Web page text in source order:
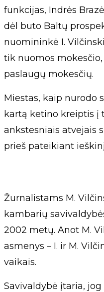
funkcijas, Indrės
dėl buto Baltų
nuomininkė I.
tik nuomos
paslaugų mokesčių.
Miestas, kaip nurodo
kartą ketino kreiptis į
ankstesniais atvejais
prieš pateikiant
Žurnalistams M.
kambarių
2002 metų. Anot M.
asmenys – I. ir M.
vaikais.
Savivaldybė įtaria,